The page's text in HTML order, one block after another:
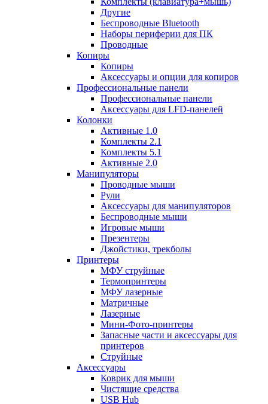
Другие
Беспроводные Bluetooth
Наборы периферии для ПК
Проводные
Копиры
Копиры
Аксессуары и опции для копиров
Профессиональные панели
Профессиональные панели
Аксессуары для LFD-панелей
Колонки
Активные 1.0
Комплекты 2.1
Комплекты 5.1
Активные 2.0
Манипуляторы
Проводные мыши
Рули
Аксессуары для манипуляторов
Беспроводные мыши
Игровые мыши
Презентеры
Джойстики, трекболы
Принтеры
МФУ струйные
Термопринтеры
МФУ лазерные
Матричные
Лазерные
Мини-Фото-принтеры
Запасные части и аксессуары для
принтеров
Струйные
Аксессуары
Коврик для мыши
Чистящие средства
USB Hub